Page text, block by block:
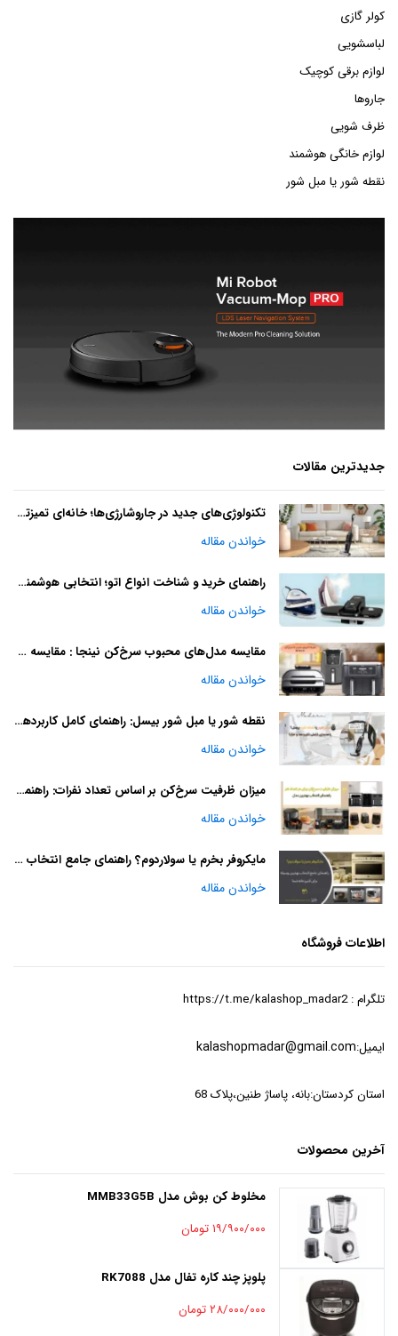
کولر گازی
لباسشویی
لوازم برقی کوچیک
جاروها
ظرف شویی
لوازم خانگی هوشمند
نقطه شور یا مبل شور
جدیدترین مقالات
تکنولوژی‌های جدید در جاروشارژی‌ها؛ خانه‌ای تمیزتر با آینده‌ای هوشمند
خواندن مقاله
راهنمای خرید و شناخت انواع اتو؛ انتخابی هوشمندانه
خواندن مقاله
مقایسه مدل‌های محبوب سرخ‌کن نینجا : مقایسه و راهنمای خرید
خواندن مقاله
نقطه شور یا مبل شور بیسل: راهنمای کامل کاربردها و مزایا
خواندن مقاله
میزان ظرفیت سرخ‌کن بر اساس تعداد نفرات: راهنمای انتخاب بهترین مدل
خواندن مقاله
مایکروفر بخرم یا سولاردوم؟ راهنمای جامع انتخاب بهترین وسیله برای آشپزخانه شما
خواندن مقاله
اطلاعات فروشگاه
تلگرام : https://t.me/kalashop_madar2
ایمیل:kalashopmadar@gmail.com
استان کردستان:بانه، پاساژ طنین،پلاک 68
آخرین محصولات
مخلوط کن بوش مدل MMB33G5B
۱۹/۹۰۰/۰۰۰ تومان
پلوپز چند کاره تفال مدل RK7088
۲۸/۰۰۰/۰۰۰ تومان